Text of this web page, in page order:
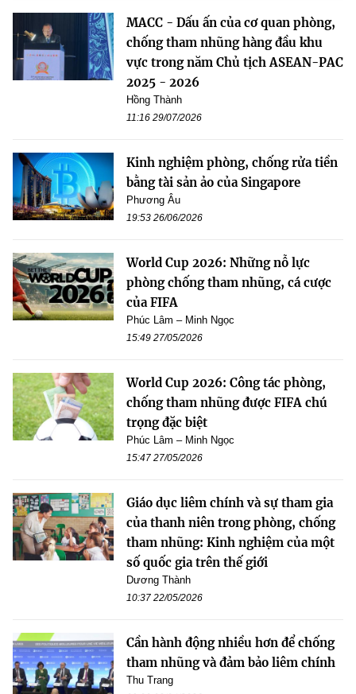
MACC - Dấu ấn của cơ quan phòng,
chống tham nhũng hàng đầu khu
vực trong năm Chủ tịch ASEAN-PAC
2025 - 2026
Hồng Thành
11:16 29/07/2026
Kinh nghiệm phòng, chống rửa tiền
bằng tài sản ảo của Singapore
Phương Âu
19:53 26/06/2026
World Cup 2026: Những nỗ lực
phòng chống tham nhũng, cá cược
của FIFA
Phúc Lâm – Minh Ngọc
15:49 27/05/2026
World Cup 2026: Công tác phòng,
chống tham nhũng được FIFA chú
trọng đặc biệt
Phúc Lâm – Minh Ngọc
15:47 27/05/2026
Giáo dục liêm chính và sự tham gia
của thanh niên trong phòng, chống
tham nhũng: Kinh nghiệm của một
số quốc gia trên thế giới
Dương Thành
10:37 22/05/2026
Cần hành động nhiều hơn để chống
tham nhũng và đảm bảo liêm chính
Thu Trang